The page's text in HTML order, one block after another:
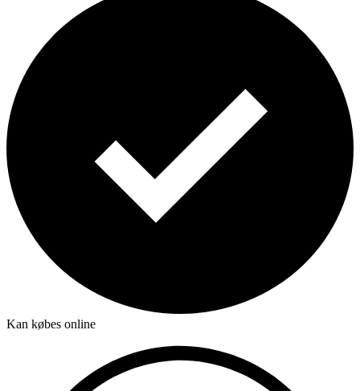
Kan købes online